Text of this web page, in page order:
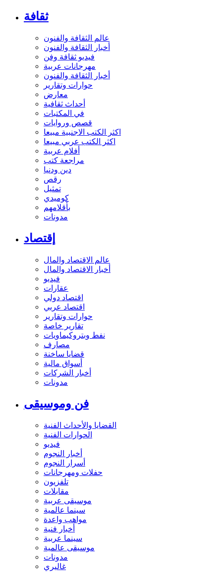
ثقافة
عالم الثقافة والفنون
أخبار الثقافة والفنون
فيديو ثقافة وفن
مهرجانات عربية
أخبار الثقافة والفنون
حوارات وتقارير
معارض
أحداث ثقافية
في المكتبات
قصص وروايات
اكثر الكتب الاجنبية مبيعا
اكثر الكتب عربي مبيعا
أفلام عربية
مراجعة كتب
دين ودنيا
رقص
تمثيل
كوميدي
بأقلامهم
مدونات
إقتصاد
عالم الاقتصاد والمال
أخبار الاقتصاد والمال
فيديو
عقارات
اقتصاد دولي
اقتصاد عربي
حوارات وتقارير
تقارير خاصة
نفط وبتروكيماويات
مصارف
قضايا ساخنة
أسواق مالية
أخبار الشركات
مدونات
فن وموسيقى
القضايا والأحداث الفنية
الحوارات الفنية
فيديو
أخبار النجوم
أسرار النجوم
حفلات ومهرجانات
تلفزيون
مقابلات
موسيقى عربية
سينما عالمية
مواهب واعدة
أخبار فنية
سينما عربية
موسيقى عالمية
مدونات
غاليري